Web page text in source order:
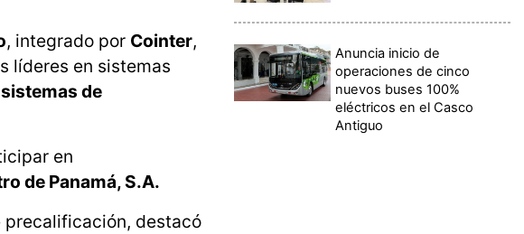
, integrado por Cointer,
líderes en sistemas
de
en
de Panamá, S.A.
precalificación, destacó
Anuncia inicio de
operaciones de cinco
nuevos buses 100%
eléctricos en el Casco
Antiguo